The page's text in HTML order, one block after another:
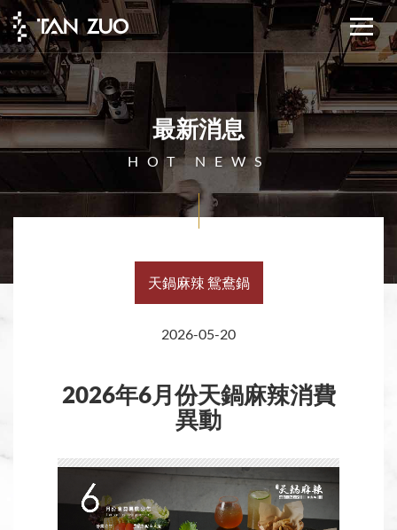
最新消息
HOT NEWS
天鍋麻辣 鴛鴦鍋
2026-05-20
2026年6月份天鍋麻辣消費
異動